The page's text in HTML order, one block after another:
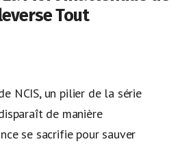
Tout
NCIS, un pilier de la série
de manière
se sacrifie pour sauver